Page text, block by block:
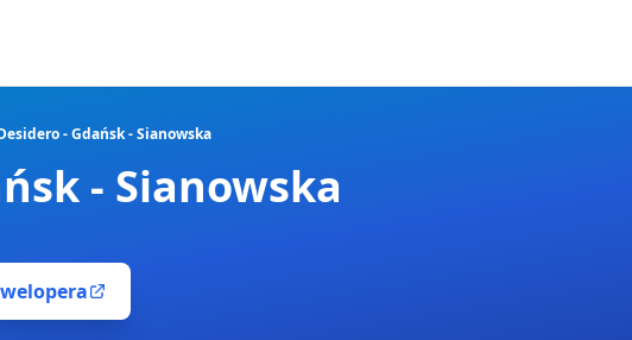
- Gdańsk - Sianowska
- Sianowska